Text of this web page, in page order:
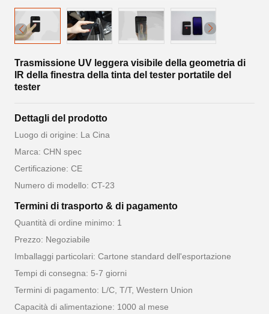
Trasmissione UV leggera visibile della geometria di
IR della finestra della tinta del tester portatile del
tester
Dettagli del prodotto
Luogo di origine: La Cina
Marca: CHN spec
Certificazione: CE
Numero di modello: CT-23
Termini di trasporto & di pagamento
Quantità di ordine minimo: 1
Prezzo: Negoziabile
Imballaggi particolari: Cartone standard dell'esportazione
Tempi di consegna: 5-7 giorni
Termini di pagamento: L/C, T/T, Western Union
Capacità di alimentazione: 1000 al mese